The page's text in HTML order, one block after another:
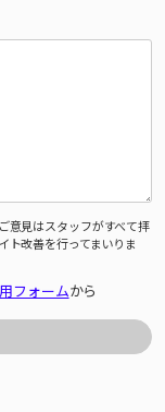
意見はスタッフがすべて拝
ト改善を行ってまいりま
フォームから